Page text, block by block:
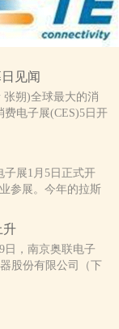
见闻
张朔)全球最大的消
电子展(CES)5日开
中心外，领取证件
会展中心内，也是
办方、美国消费技
16.5万多人参展，
、智能家庭、物联
此刻的拉斯维加
。为了在这片海洋
可谓八仙过海、各
决方案提供商中兴
子展1月5日正式开
参展。今年的拉斯
出大量新产品
计，受美元升值及
年全球消费电子产
国、印度等亚洲新
的消费电子市场，
升
日，南京奥联电子
股份有限公司（下
家专业研发、生产、